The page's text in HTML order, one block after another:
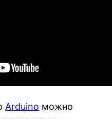
Arduino можно